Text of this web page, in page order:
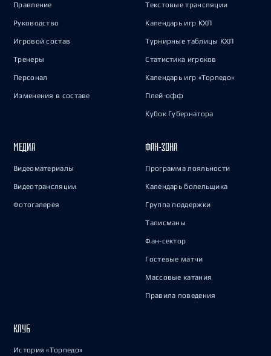
Правление
Руководство
Игровой состав
Тренеры
Персонал
Изменения в составе
Текстовые трансляции
Календарь игр КХЛ
Турнирные таблицы КХЛ
Статистика игроков
Календарь игр «Торпедо»
Плей-офф
Кубок Губернатора
МЕДИА
Видеоматериалы
Видеотрансляции
Фотогалерея
ФАН-ЗОНА
Программа лояльности
Календарь болельщика
Группа поддержки
Талисманы
Фан-сектор
Гостевые матчи
Массовые катания
Правила поведения
КЛУБ
История «Торпедо»